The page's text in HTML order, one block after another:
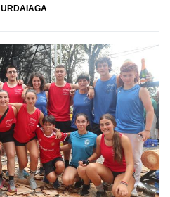
URDAIAGA